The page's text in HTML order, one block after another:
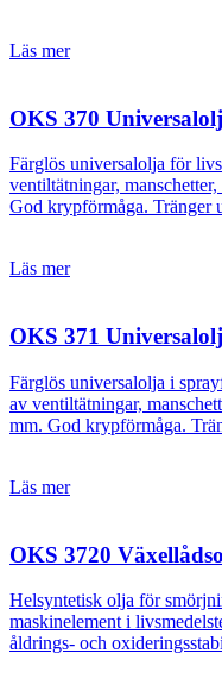
Läs mer
OKS 370
Färglös universalolja för
ventiltätningar,
God krypförmåga. Tränger
Läs mer
OKS 371
Färglös universalolja i
av ventiltätningar,
mm. God krypförmåga.
Läs mer
OKS 3720
Helsyntetisk olja för
maskinelement i
åldrings- och